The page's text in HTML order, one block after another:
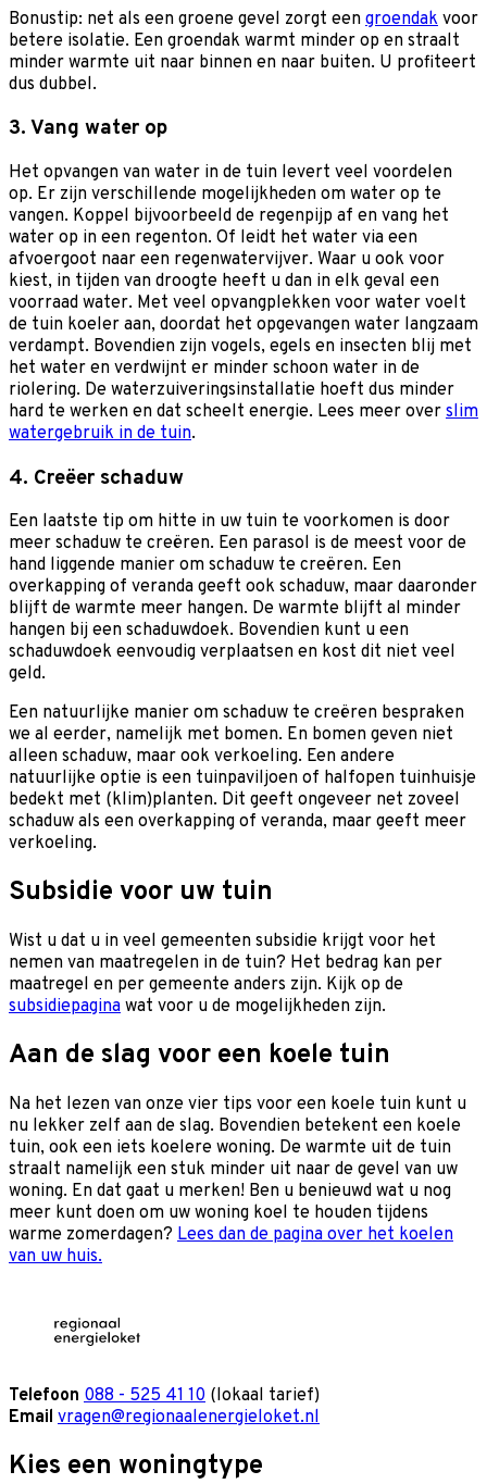
Bonustip: net als een groene gevel zorgt een groendak voor
betere isolatie. Een groendak warmt minder op en straalt
minder warmte uit naar binnen en naar buiten. U profiteert
dus dubbel.
3. Vang water op
Het opvangen van water in de tuin levert veel voordelen
op. Er zijn verschillende mogelijkheden om water op te
vangen. Koppel bijvoorbeeld de regenpijp af en vang het
water op in een regenton. Of leidt het water via een
afvoergoot naar een regenwatervijver. Waar u ook voor
kiest, in tijden van droogte heeft u dan in elk geval een
voorraad water. Met veel opvangplekken voor water voelt
de tuin koeler aan, doordat het opgevangen water langzaam
verdampt. Bovendien zijn vogels, egels en insecten blij met
het water en verdwijnt er minder schoon water in de
riolering. De waterzuiveringsinstallatie hoeft dus minder
hard te werken en dat scheelt energie. Lees meer over slim
watergebruik in de tuin.
4. Creëer schaduw
Een laatste tip om hitte in uw tuin te voorkomen is door
meer schaduw te creëren. Een parasol is de meest voor de
hand liggende manier om schaduw te creëren. Een
overkapping of veranda geeft ook schaduw, maar daaronder
blijft de warmte meer hangen. De warmte blijft al minder
hangen bij een schaduwdoek. Bovendien kunt u een
schaduwdoek eenvoudig verplaatsen en kost dit niet veel
geld.
Een natuurlijke manier om schaduw te creëren bespraken
we al eerder, namelijk met bomen. En bomen geven niet
alleen schaduw, maar ook verkoeling. Een andere
natuurlijke optie is een tuinpaviljoen of halfopen tuinhuisje
bedekt met (klim)planten. Dit geeft ongeveer net zoveel
schaduw als een overkapping of veranda, maar geeft meer
verkoeling.
Subsidie voor uw tuin
Wist u dat u in veel gemeenten subsidie krijgt voor het
nemen van maatregelen in de tuin? Het bedrag kan per
maatregel en per gemeente anders zijn. Kijk op de
subsidiepagina wat voor u de mogelijkheden zijn.
Aan de slag voor een koele tuin
Na het lezen van onze vier tips voor een koele tuin kunt u
nu lekker zelf aan de slag. Bovendien betekent een koele
tuin, ook een iets koelere woning. De warmte uit de tuin
straalt namelijk een stuk minder uit naar de gevel van uw
woning. En dat gaat u merken! Ben u benieuwd wat u nog
meer kunt doen om uw woning koel te houden tijdens
warme zomerdagen? Lees dan de pagina over het koelen
van uw huis.
Telefoon 088 - 525 41 10 (lokaal tarief)
Email vragen@regionaalenergieloket.nl
Kies een woningtype